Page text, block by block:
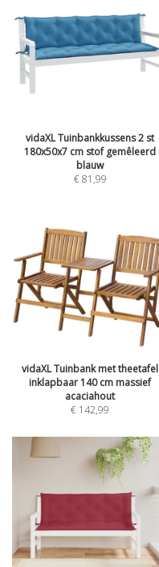
vidaXL Tuinbankkussens 2 st
180x50x7 cm stof gemêleerd
blauw
€ 81,99
vidaXL Tuinbank met theetafel
inklapbaar 140 cm massief
acaciahout
€ 142,99